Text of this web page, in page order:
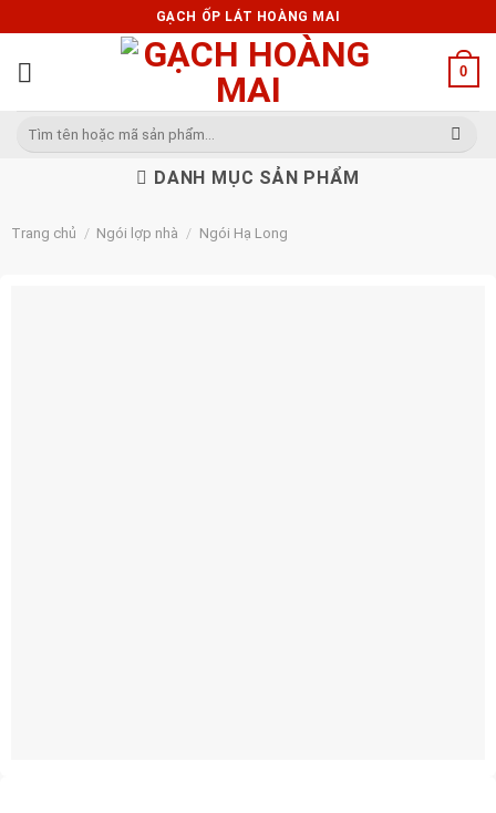
to
content
GẠCH ỐP LÁT HOÀNG MAI
0
Tìm
DANH MỤC SẢN PHẨM
Trang chủ / Ngói lợp nhà / Ngói Hạ Long